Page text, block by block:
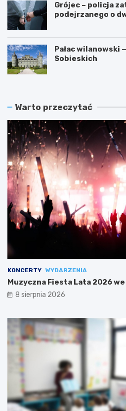
Grójec – policja
podejrzanego o
Pałac wilanowski
Sobieskich
Warto przeczytać
KONCERTY WYDARZENIA
Muzyczna Fiesta Lata 2026 we
8 sierpnia 2026